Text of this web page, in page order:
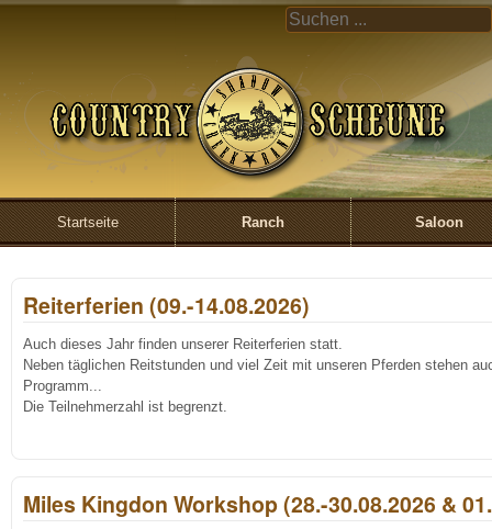
UND
CREEK
Startseite Ranch Saloon
Reiterferien (09.-14.08.2026)
Auch dieses Jahr finden unserer Reiterferien statt.
Neben täglichen Reitstunden und viel Zeit mit unseren Pferden stehen
Programm...
Die Teilnehmerzahl ist begrenzt.
Miles Kingdon Workshop (28.-30.08.2026 &